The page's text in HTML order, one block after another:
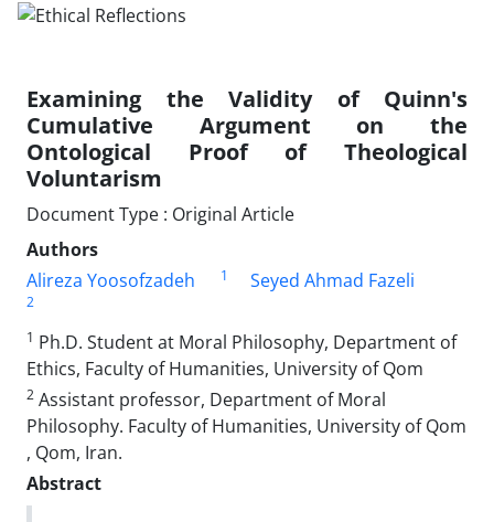
Examining the Validity of Quinn's
Cumulative Argument on the
Ontological Proof of Theological
Voluntarism
Document Type : Original Article
Authors
Alireza Yoosofzadeh
1 Seyed Ahmad Fazeli
2
1 Ph.D. Student at Moral Philosophy, Department of
Ethics, Faculty of Humanities, University of Qom
2 Assistant professor, Department of Moral
Philosophy. Faculty of Humanities, University of Qom
, Qom, Iran.
Abstract